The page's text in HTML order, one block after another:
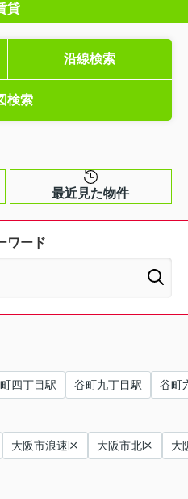
貸
沿線検索
検索
最近見た物件
ワード
四丁目駅 谷町九丁目駅 谷町
大阪市浪速区 大阪市北区 大